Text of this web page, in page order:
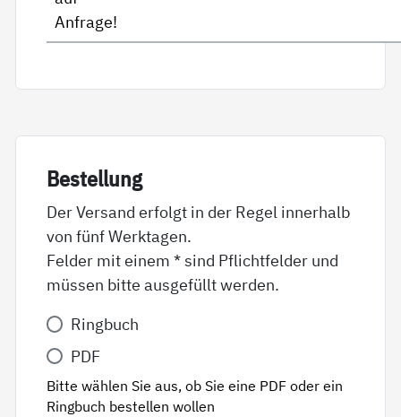
Anfrage!
Be­stel­lung
Der Versand erfolgt in der Regel innerhalb
von fünf Werktagen.
Felder mit einem * sind Pflichtfelder und
müssen bitte ausgefüllt werden.
Variante*
Ringbuch
PDF
Bitte wählen Sie aus, ob Sie eine PDF oder ein
Ringbuch bestellen wollen